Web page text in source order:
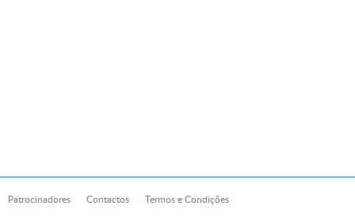
Patrocinadores Contactos Termos e Condições